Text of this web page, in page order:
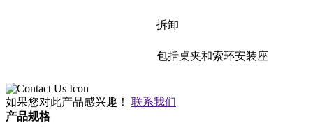
拆卸
包括桌夹和索环安装座
如果您对此产品感兴趣！ 联系我们
产品规格